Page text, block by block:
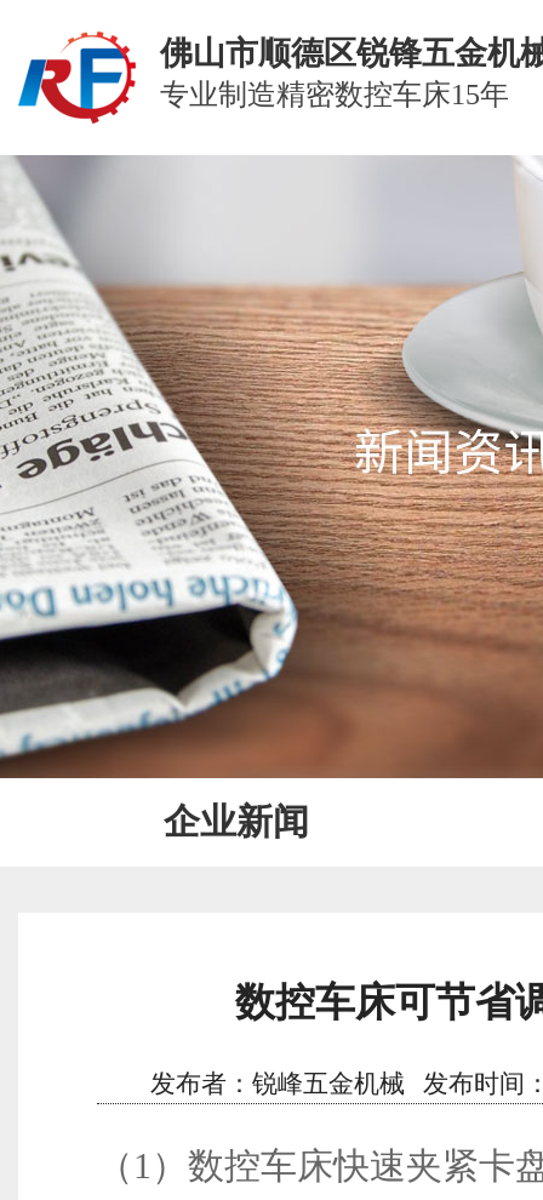
佛山市顺德区锐锋五金机
专业制造精密数控车床15年
企业新闻
数控车床可节省
发布者：锐峰五金机械 发布时间
（1）数控车床快速夹紧卡